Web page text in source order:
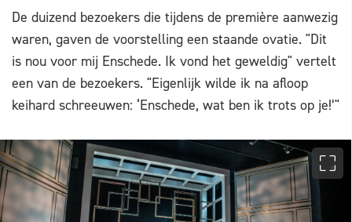
De duizend bezoekers die tijdens de première aanwezig
waren, gaven de voorstelling een staande ovatie. "Dit
is nou voor mij Enschede. Ik vond het geweldig" vertelt
een van de bezoekers. "Eigenlijk wilde ik na afloop
keihard schreeuwen: ‘Enschede, wat ben ik trots op je!’"